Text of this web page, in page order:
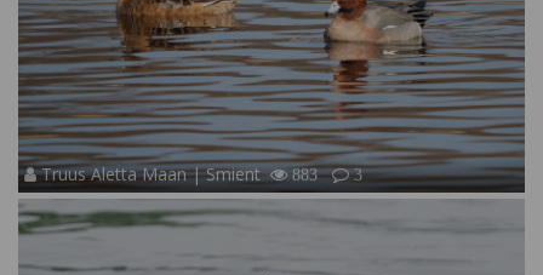
Truus Aletta Maan | Smient 883 3